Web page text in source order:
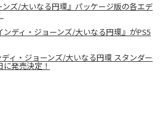
ズ/大いなる円環』パッケージ版の各エデ
ディ・ジョーンズ/大いなる円環』がPS5
ィ・ジョーンズ/大いなる円環 スタンダー
に発売決定！